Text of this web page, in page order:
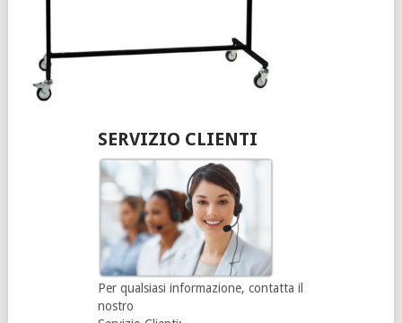
SERVIZIO CLIENTI
Per qualsiasi informazione, contatta il
nostro